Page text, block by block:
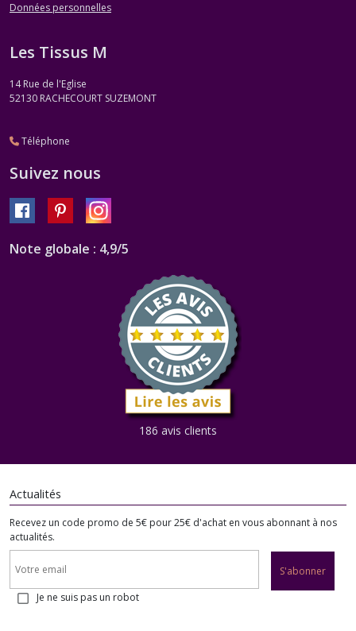
Données personnelles
Les Tissus M
14 Rue de l'Eglise
52130 RACHECOURT SUZEMONT
Téléphone
Suivez nous
Note globale : 4,9/5
186 avis clients
Actualités
Recevez un code promo de 5€ pour 25€ d'achat en vous abonnant à nos
actualités.
S'abonner
Je ne suis pas un robot